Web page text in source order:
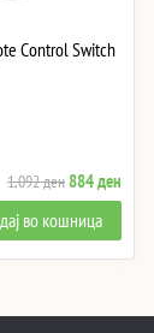
Control Switch
1,092денOriginal
price
was:
1,092 ден.
884ден
price
is:
884
во кошница